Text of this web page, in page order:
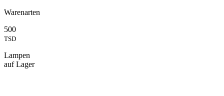
Warenarten
500
TSD
Lampen
auf Lager